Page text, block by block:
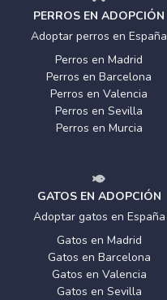
PERROS EN ADOPCIÓN
Adoptar perros en España
Perros en Madrid
Perros en Barcelona
Perros en Valencia
Perros en Sevilla
Perros en Murcia
GATOS EN ADOPCIÓN
Adoptar gatos en España
Gatos en Madrid
Gatos en Barcelona
Gatos en Valencia
Gatos en Sevilla